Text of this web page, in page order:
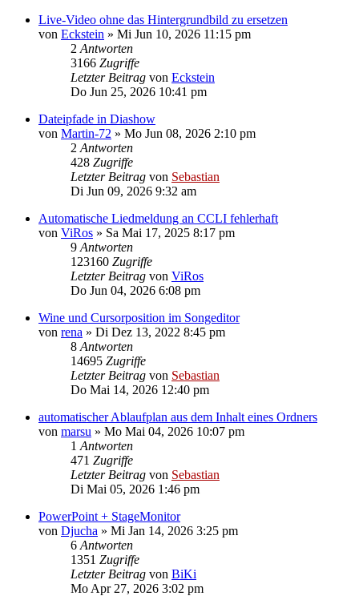
Live-Video ohne das Hintergrundbild zu ersetzen
von Eckstein » Mi Jun 10, 2026 11:15 pm
2 Antworten
3166 Zugriffe
Letzter Beitrag von Eckstein
Do Jun 25, 2026 10:41 pm
Dateipfade in Diashow
von Martin-72 » Mo Jun 08, 2026 2:10 pm
2 Antworten
428 Zugriffe
Letzter Beitrag von Sebastian
Di Jun 09, 2026 9:32 am
Automatische Liedmeldung an CCLI fehlerhaft
von ViRos » Sa Mai 17, 2025 8:17 pm
9 Antworten
123160 Zugriffe
Letzter Beitrag von ViRos
Do Jun 04, 2026 6:08 pm
Wine und Cursorposition im Songeditor
von rena » Di Dez 13, 2022 8:45 pm
8 Antworten
14695 Zugriffe
Letzter Beitrag von Sebastian
Do Mai 14, 2026 12:40 pm
automatischer Ablaufplan aus dem Inhalt eines Ordners
von marsu » Mo Mai 04, 2026 10:07 pm
1 Antworten
471 Zugriffe
Letzter Beitrag von Sebastian
Di Mai 05, 2026 1:46 pm
PowerPoint + StageMonitor
von Djucha » Mi Jan 14, 2026 3:25 pm
6 Antworten
1351 Zugriffe
Letzter Beitrag von BiKi
Mo Apr 27, 2026 3:02 pm